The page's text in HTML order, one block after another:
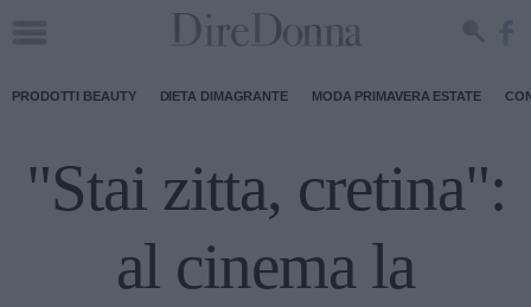
PRODOTTI BEAUTY DIETA DIMAGRANTE MODA PRIMAVERA ESTATE
"Stai zitta, cretina":
al cinema la